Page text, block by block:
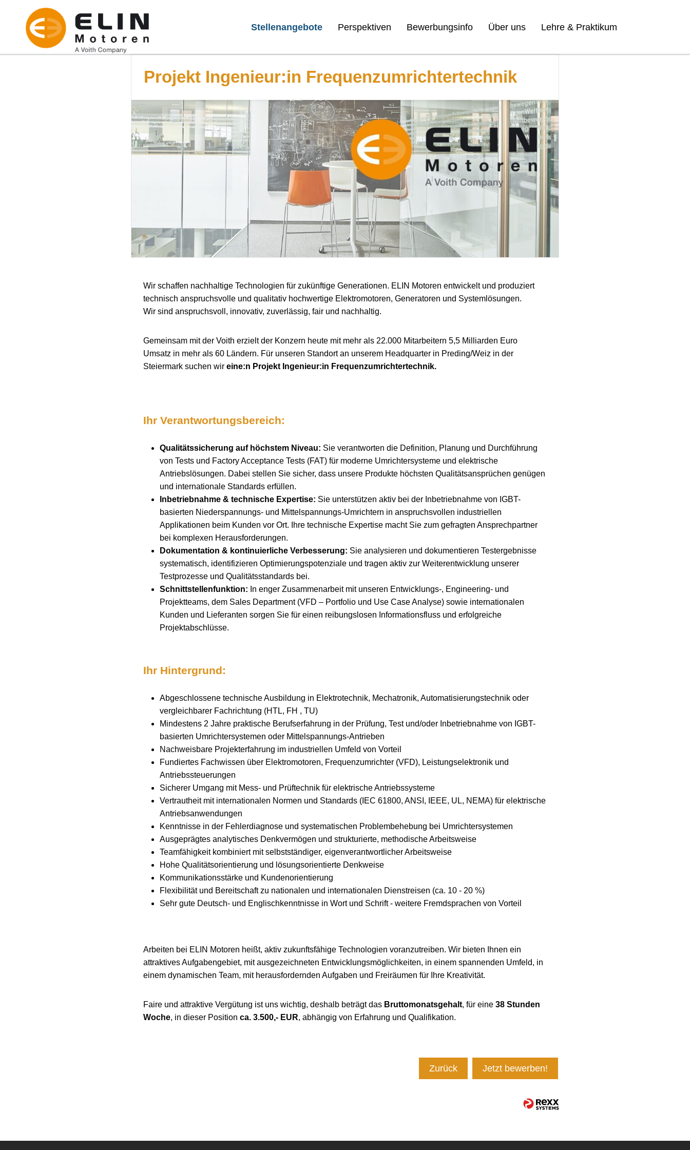
Stellenangebote Perspektiven Bewerbungsinfo Über uns Lehre & Praktikum
Projekt Ingenieur:in Frequenzumrichtertechnik
Wir schaffen nachhaltige Technologien für zukünftige Generationen. ELIN Motoren entwickelt und produziert
technisch anspruchsvolle und qualitativ hochwertige Elektromotoren, Generatoren und Systemlösungen.
Wir sind anspruchsvoll, innovativ, zuverlässig, fair und nachhaltig.
Gemeinsam mit der Voith erzielt der Konzern heute mit mehr als 22.000 Mitarbeitern 5,5 Milliarden Euro
Umsatz in mehr als 60 Ländern. Für unseren Standort an unserem Headquarter in Preding/Weiz in der
Steiermark suchen wir eine:n Projekt Ingenieur:in Frequenzumrichtertechnik.
Ihr Verantwortungsbereich:
Qualitätssicherung auf höchstem Niveau: Sie verantworten die Definition, Planung und Durchführung
von Tests und Factory Acceptance Tests (FAT) für moderne Umrichtersysteme und elektrische
Antriebslösungen. Dabei stellen Sie sicher, dass unsere Produkte höchsten Qualitätsansprüchen genügen
und internationale Standards erfüllen.
Inbetriebnahme & technische Expertise: Sie unterstützen aktiv bei der Inbetriebnahme von IGBT-
basierten Niederspannungs- und Mittelspannungs-Umrichtern in anspruchsvollen industriellen
Applikationen beim Kunden vor Ort. Ihre technische Expertise macht Sie zum gefragten Ansprechpartner
bei komplexen Herausforderungen.
Dokumentation & kontinuierliche Verbesserung: Sie analysieren und dokumentieren Testergebnisse
systematisch, identifizieren Optimierungspotenziale und tragen aktiv zur Weiterentwicklung unserer
Testprozesse und Qualitätsstandards bei.
Schnittstellenfunktion: In enger Zusammenarbeit mit unseren Entwicklungs-, Engineering- und
Projektteams, dem Sales Department (VFD – Portfolio und Use Case Analyse) sowie internationalen
Kunden und Lieferanten sorgen Sie für einen reibungslosen Informationsfluss und erfolgreiche
Projektabschlüsse.
Ihr Hintergrund:
Abgeschlossene technische Ausbildung in Elektrotechnik, Mechatronik, Automatisierungstechnik oder
vergleichbarer Fachrichtung (HTL, FH , TU)
Mindestens 2 Jahre praktische Berufserfahrung in der Prüfung, Test und/oder Inbetriebnahme von IGBT-
basierten Umrichtersystemen oder Mittelspannungs-Antrieben
Nachweisbare Projekterfahrung im industriellen Umfeld von Vorteil
Fundiertes Fachwissen über Elektromotoren, Frequenzumrichter (VFD), Leistungselektronik und
Antriebssteuerungen
Sicherer Umgang mit Mess- und Prüftechnik für elektrische Antriebssysteme
Vertrautheit mit internationalen Normen und Standards (IEC 61800, ANSI, IEEE, UL, NEMA) für elektrische
Antriebsanwendungen
Kenntnisse in der Fehlerdiagnose und systematischen Problembehebung bei Umrichtersystemen
Ausgeprägtes analytisches Denkvermögen und strukturierte, methodische Arbeitsweise
Teamfähigkeit kombiniert mit selbstständiger, eigenverantwortlicher Arbeitsweise
Hohe Qualitätsorientierung und lösungsorientierte Denkweise
Kommunikationsstärke und Kundenorientierung
Flexibilität und Bereitschaft zu nationalen und internationalen Dienstreisen (ca. 10 - 20 %)
Sehr gute Deutsch- und Englischkenntnisse in Wort und Schrift - weitere Fremdsprachen von Vorteil
Arbeiten bei ELIN Motoren heißt, aktiv zukunftsfähige Technologien voranzutreiben. Wir bieten Ihnen ein
attraktives Aufgabengebiet, mit ausgezeichneten Entwicklungsmöglichkeiten, in einem spannenden Umfeld, in
einem dynamischen Team, mit herausfordernden Aufgaben und Freiräumen für Ihre Kreativität.
Faire und attraktive Vergütung ist uns wichtig, deshalb beträgt das Bruttomonatsgehalt, für eine 38 Stunden
Woche, in dieser Position ca. 3.500,- EUR, abhängig von Erfahrung und Qualifikation.
Zurück Jetzt bewerben!